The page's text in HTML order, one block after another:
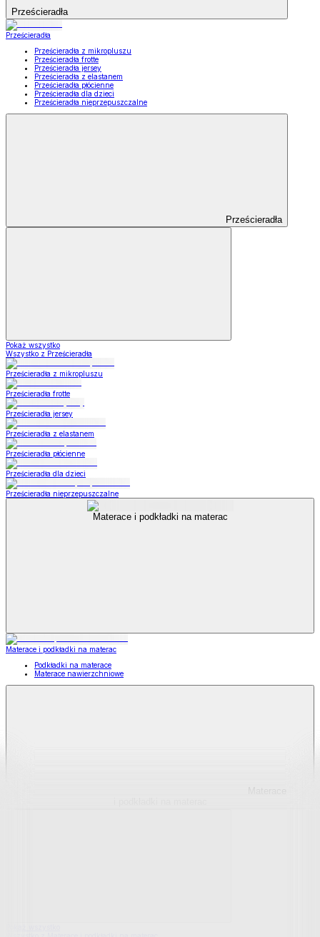
Prześcieradła
Prześcieradła
Prześcieradła z mikropluszu
Prześcieradła frotte
Prześcieradła jersey
Prześcieradła z elastanem
Prześcieradła płócienne
Prześcieradła dla dzieci
Prześcieradła nieprzepuszczalne
Prześcieradła
Pokaż wszystko
Wszystko z Prześcieradła
Prześcieradła z mikropluszu
Prześcieradła frotte
Prześcieradła jersey
Prześcieradła z elastanem
Prześcieradła płócienne
Prześcieradła dla dzieci
Prześcieradła nieprzepuszczalne
Materace i podkładki na materac
Materace i podkładki na materac
Podkładki na materace
Materace nawierzchniowe